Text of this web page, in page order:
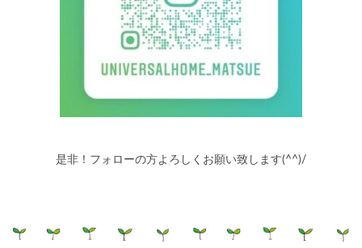
是非！フォローの方よろしくお願い致します(^^)/